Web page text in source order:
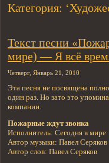
Категория:
Текст песни
мире) — Я всё
Четверг, Январь 21, 2010
Эта песня не посвящена
один раз. Но зато это
компании.
Пожарные ждут звонка
Исполнитель: Сегодня в мире
Автор музыки: Павел Серяков
Автор слов: Павел Серяков